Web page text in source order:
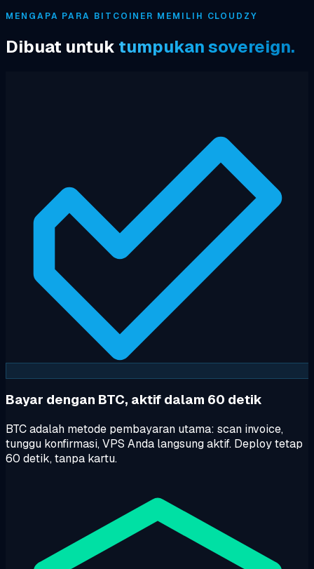
MENGAPA PARA BITCOINER MEMILIH CLOUDZY
Dibuat untuk tumpukan sovereign.
Bayar dengan BTC, aktif dalam 60 detik
BTC adalah metode pembayaran utama: scan invoice,
tunggu konfirmasi, VPS Anda langsung aktif. Deploy tetap
60 detik, tanpa kartu.